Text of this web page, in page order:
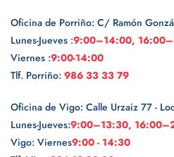
Oficina de Porriño: C/ Ramón
Lunes-Jueves :9:00–14:00,
Viernes :9:00-14:00
Tlf. Porriño: 986 33 33 79
Oficina de Vigo: Calle Urzaiz 77 -
Lunes-Jueves:9:00–13:30,
Vigo: Viernes9:00 - 14:30